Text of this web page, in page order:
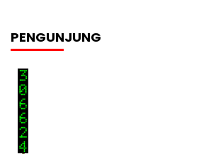
PENGUNJUNG